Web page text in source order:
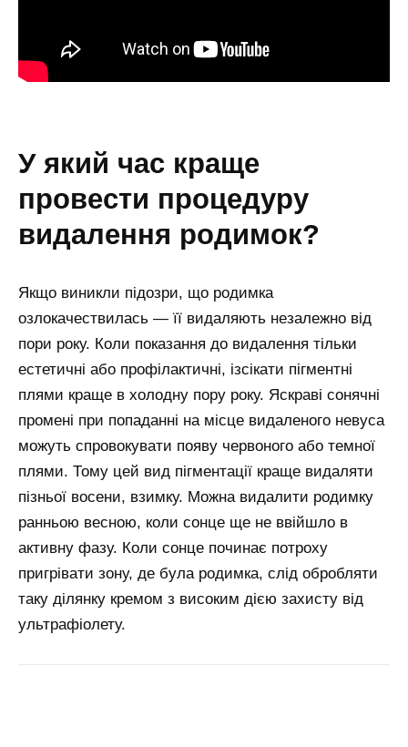
у який час краще
провести процедуру
видалення родимок?
Якщо виникли підозри, що родимка
озлокачествилась — її видаляють незалежно від
пори року. Коли показання до видалення тільки
естетичні або профілактичні, ізсікати пігментні
плями краще в холодну пору року. Яскраві сонячні
промені при попаданні на місце видаленого невуса
можуть спровокувати появу червоного або темної
плями. Тому цей вид пігментації краще видаляти
пізньої восени, взимку. Можна видалити родимку
ранньою весною, коли сонце ще не ввійшло в
активну фазу. Коли сонце починає потроху
пригрівати зону, де була родимка, слід обробляти
таку ділянку кремом з високим дією захисту від
ультрафіолету.